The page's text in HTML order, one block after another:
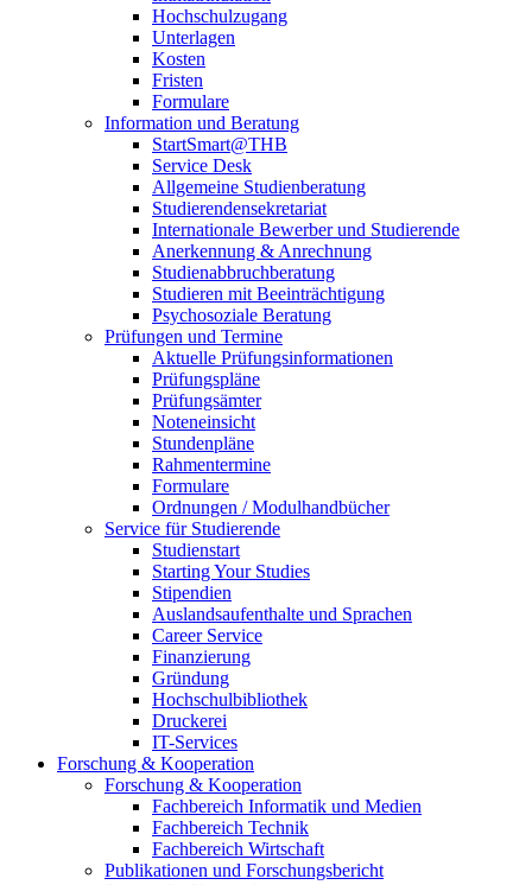
Hochschulzugang
Unterlagen
Kosten
Fristen
Formulare
Information und Beratung
StartSmart@THB
Service Desk
Allgemeine Studienberatung
Studierendensekretariat
Internationale Bewerber und Studierende
Anerkennung & Anrechnung
Studienabbruchberatung
Studieren mit Beeinträchtigung
Psychosoziale Beratung
Prüfungen und Termine
Aktuelle Prüfungsinformationen
Prüfungspläne
Prüfungsämter
Noteneinsicht
Stundenpläne
Rahmentermine
Formulare
Ordnungen / Modulhandbücher
Service für Studierende
Studienstart
Starting Your Studies
Stipendien
Auslandsaufenthalte und Sprachen
Career Service
Finanzierung
Gründung
Hochschulbibliothek
Druckerei
IT-Services
Forschung & Kooperation
Forschung & Kooperation
Fachbereich Informatik und Medien
Fachbereich Technik
Fachbereich Wirtschaft
Publikationen und Forschungsbericht